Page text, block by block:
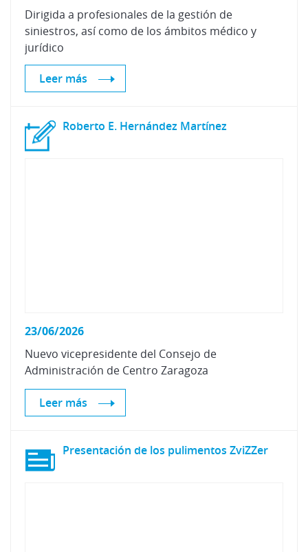
Dirigida a profesionales de la gestión de
siniestros, así como de los ámbitos médico y
jurídico
Leer más
Roberto E. Hernández Martínez
23/06/2026
Nuevo vicepresidente del Consejo de
Administración de Centro Zaragoza
Leer más
Presentación de los pulimentos ZviZZer